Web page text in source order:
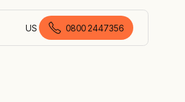
US
Deutsch (Deutschland)
0800 2447356